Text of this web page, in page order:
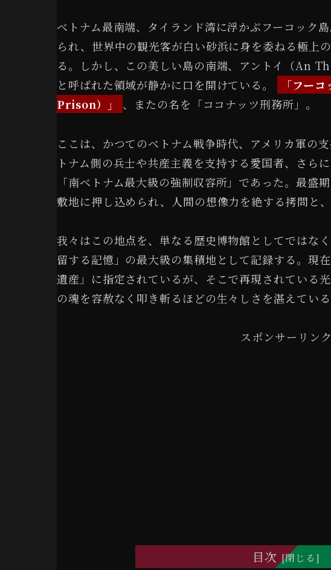
ベトナム最南端、タイランド湾に浮かぶフーコック
られ、世界中の観光客が白い砂浜に身を委ねる極上
る。しかし、この美しい島の南端、アントイ（An
と呼ばれた領域が静かに口を開けている。
「フー
Prison）」
、またの名を「ココナッツ刑務所」。
ここは、かつてのベトナム戦争時代、アメリカ軍の
トナム側の兵士や共産主義を支持する愛国者、さら
「南ベトナム最大級の強制収容所」であった。最盛
敷地に押し込められ、人間の想像力を絶する拷問と
我々はこの地点を、単なる歴史博物館としてではな
留する記憶」の最大級の集積地として記録する。現
遺産」に指定されているが、そこで再現されている
の魂を容赦なく叩き斬るほどの生々しさを湛えている
スポンサーリンク
目次